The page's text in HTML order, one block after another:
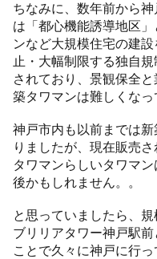
ちなみに、数年前から
は「都心機能誘導地区
ンなど大規模住宅の建
止・大幅制限する独自
されており、景観保全
築タワマンは難しくなっ
神戸市内も以前までは
りましたが、現在販売
タワマンらしいタワマン
後かもしれません。。
と思っていましたら、
ブリリアタワー神戸駅
ことで久々に神戸に行